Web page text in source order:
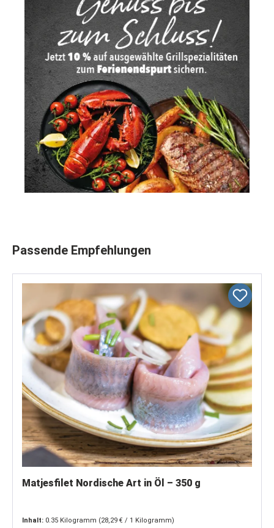
Produktgalerie überspringen
Passende Empfehlungen
Matjesfilet Nordische Art in Öl – 350 g
Inhalt: 0.35 Kilogramm (28,29 € / 1 Kilogramm)